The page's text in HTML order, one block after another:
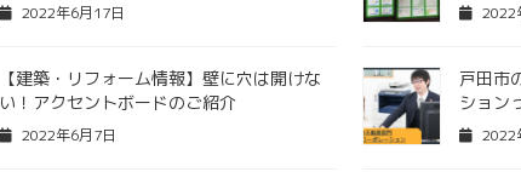
2022年6月17日 2022
【建築・リフォーム情報】壁に穴は開けな
い！アクセントボードのご紹介
2022年6月7日
戸田市
ション
2022